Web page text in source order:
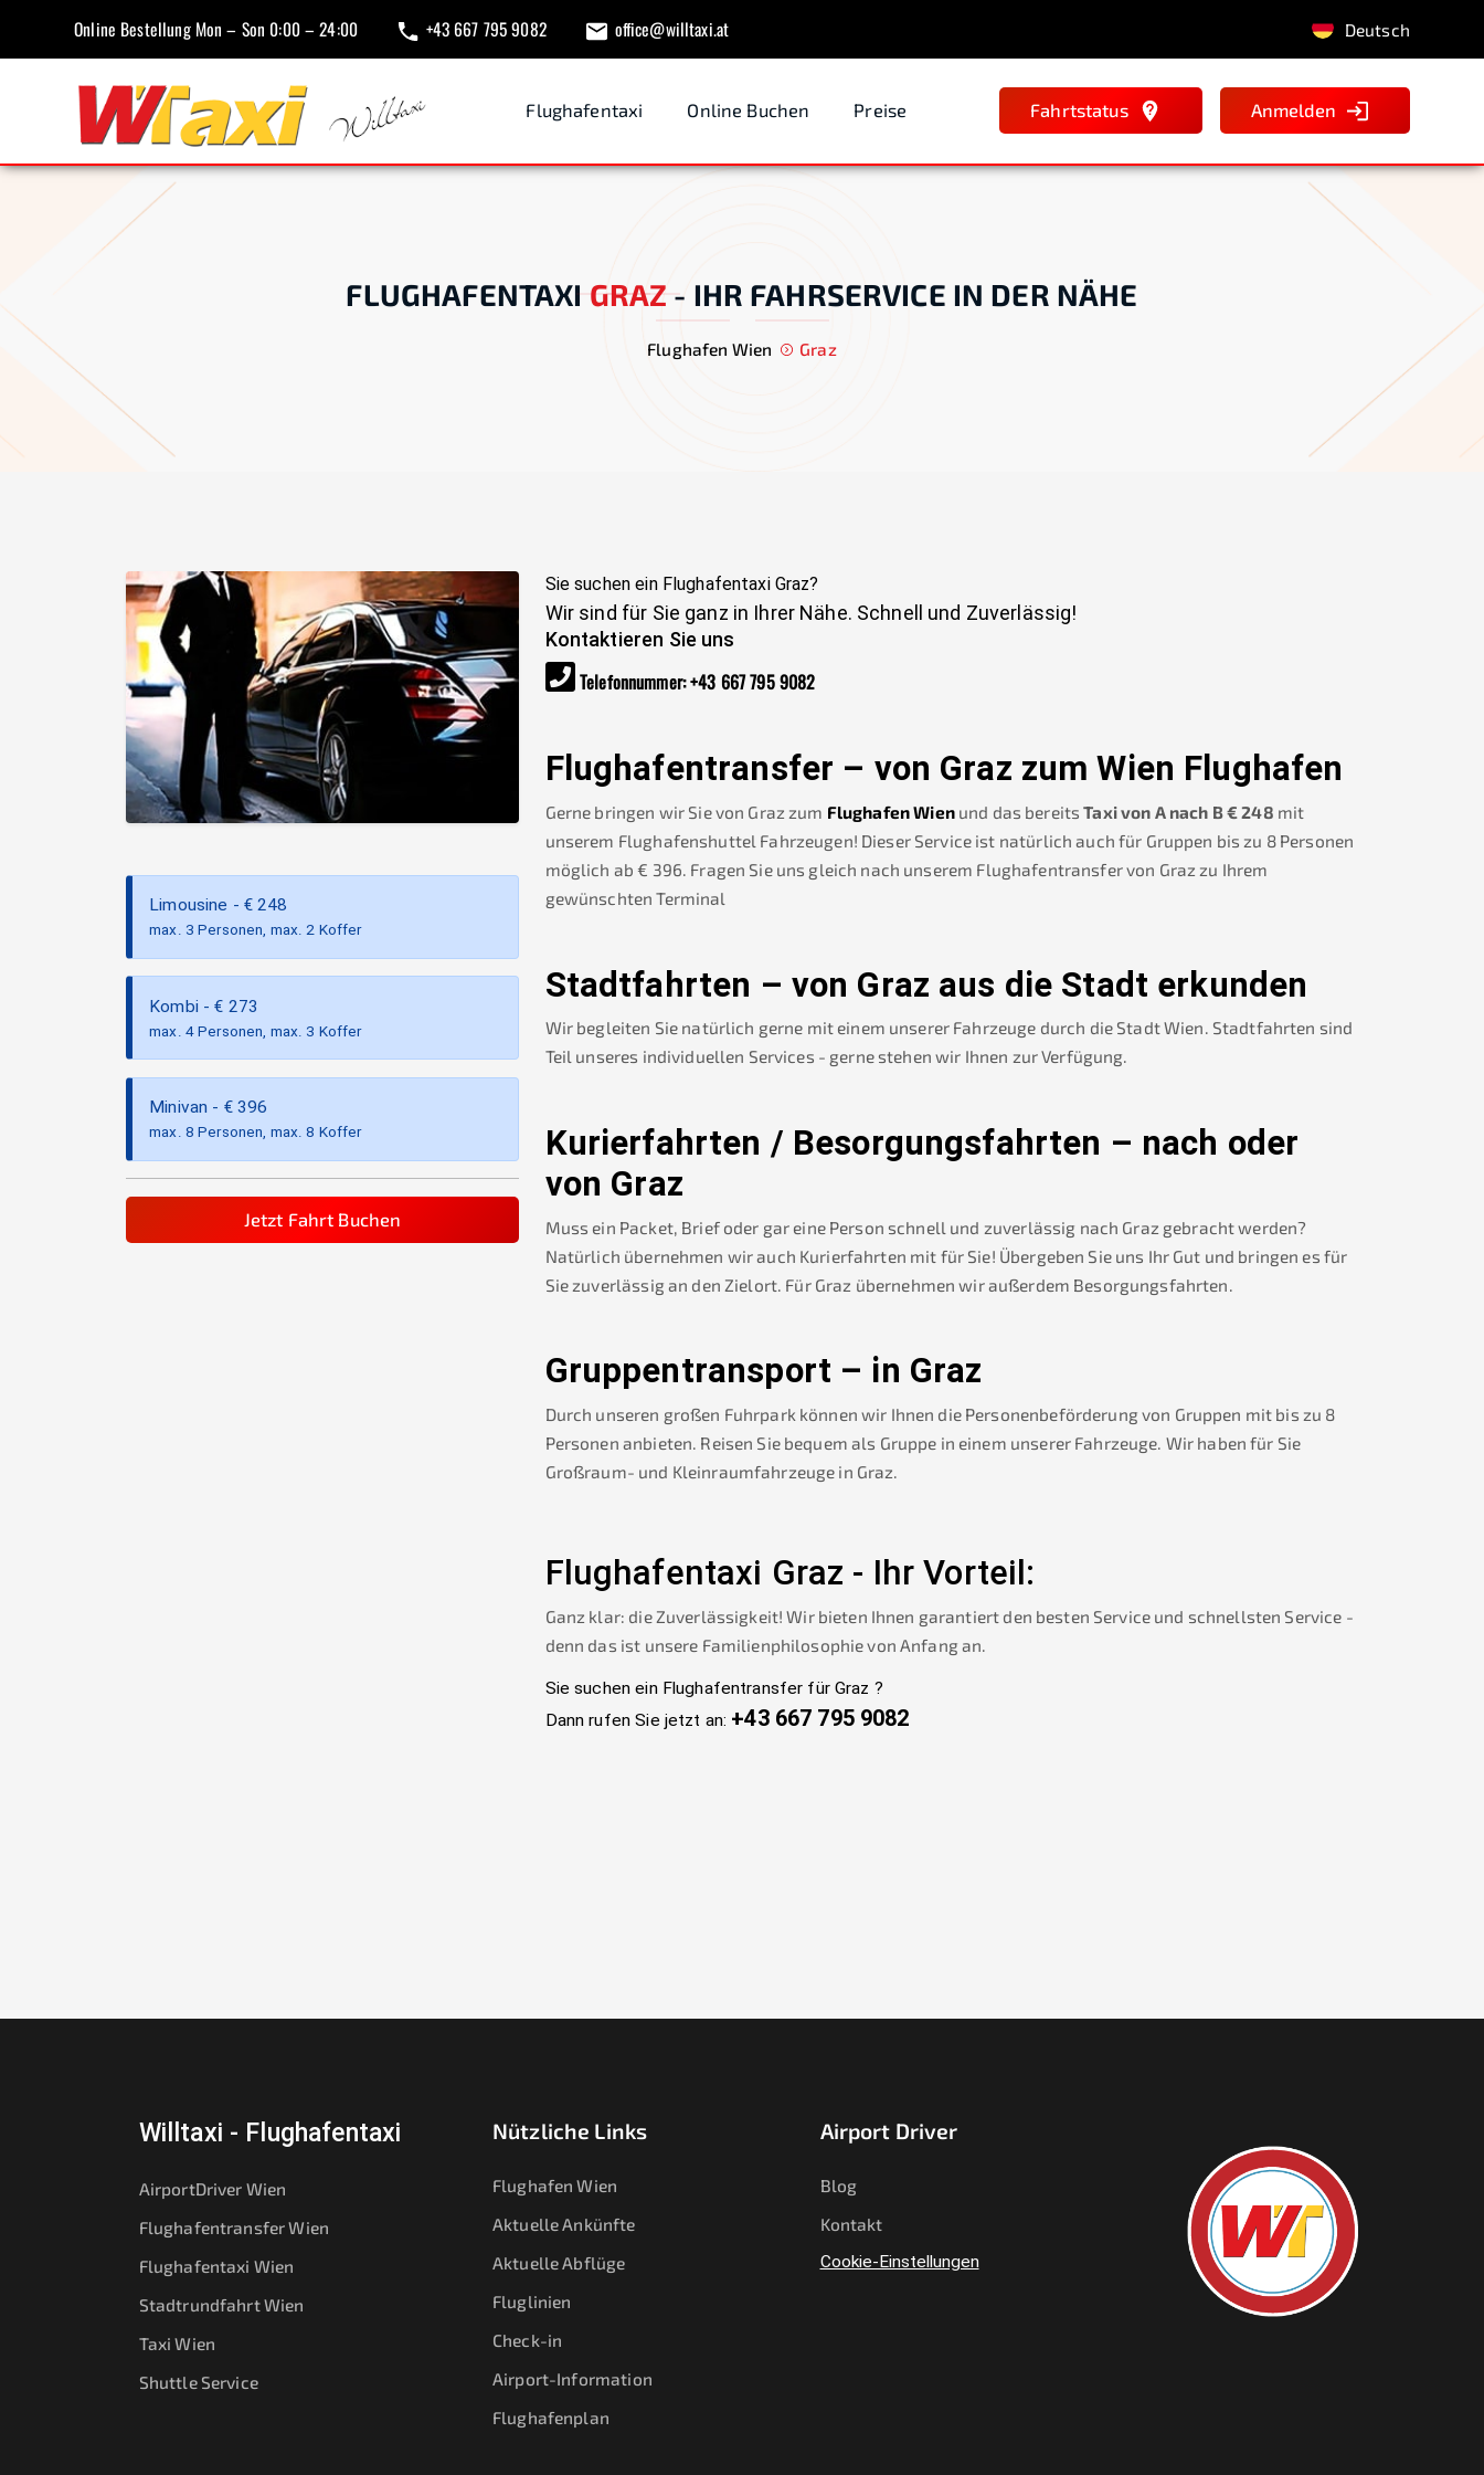
Online Bestellung Mon – Son 0:00 – 24:00 +43 667 795 9082 office@willtaxi.at Deutsch
Flughafentaxi Online Buchen Preise Fahrtstatus Anmelden
FLUGHAFENTAXI GRAZ - IHR FAHRSERVICE IN DER NÄHE
Flughafen Wien Graz
Limousine - €248
max. 3 Personen, max. 2 Koffer
Kombi - € 273
max. 4 Personen, max. 3 Koffer
Minivan - € 396
max. 8 Personen, max. 8 Koffer
Jetzt Fahrt Buchen
Sie suchen ein Flughafentaxi Graz?
Wir sind für Sie ganz in Ihrer Nähe. Schnell und Zuverlässig!
Kontaktieren Sie uns
Telefonnummer:+43 667 795 9082
Flughafentransfer – von Graz zum Wien Flughafen
Gerne bringen wir Sie von Graz zum Flughafen Wien und das bereits Taxi von A nach B€248 mit
unserem Flughafenshuttel Fahrzeugen! Dieser Service ist natürlich auch für Gruppen bis zu 8 Personen
möglich ab € 396. Fragen Sie uns gleich nach unserem Flughafentransfer von Graz zu Ihrem
gewünschten Terminal
Stadtfahrten – von Graz aus die Stadt erkunden
Wir begleiten Sie natürlich gerne mit einem unserer Fahrzeuge durch die Stadt Wien. Stadtfahrten sind
Teil unseres individuellen Services - gerne stehen wir Ihnen zur Verfügung.
Kurierfahrten / Besorgungsfahrten – nach oder
von Graz
Muss ein Packet, Brief oder gar eine Person schnell und zuverlässig nach Graz gebracht werden?
Natürlich übernehmen wir auch Kurierfahrten mit für Sie! Übergeben Sie uns Ihr Gut und bringen es für
Sie zuverlässig an den Zielort. Für Graz übernehmen wir außerdem Besorgungsfahrten.
Gruppentransport – in Graz
Durch unseren großen Fuhrpark können wir Ihnen die Personenbeförderung von Gruppen mit bis zu 8
Personen anbieten. Reisen Sie bequem als Gruppe in einem unserer Fahrzeuge. Wir haben für Sie
Großraum- und Kleinraumfahrzeuge in Graz.
Flughafentaxi Graz - Ihr Vorteil:
Ganz klar: die Zuverlässigkeit! Wir bieten Ihnen garantiert den besten Service und schnellsten Service -
denn das ist unsere Familienphilosophie von Anfang an.
Sie suchen ein Flughafentransfer für Graz ?
Dann rufen Sie jetzt an: +43 667 795 9082
Willtaxi - Flughafentaxi
AirportDriver Wien
Flughafentransfer Wien
Flughafentaxi Wien
Stadtrundfahrt Wien
Taxi Wien
Shuttle Service
Nützliche Links
Flughafen Wien
Aktuelle Ankünfte
Aktuelle Abflüge
Fluglinien
Check-in
Airport-Information
Flughafenplan
Airport Driver
Blog
Kontakt
Cookie-Einstellungen